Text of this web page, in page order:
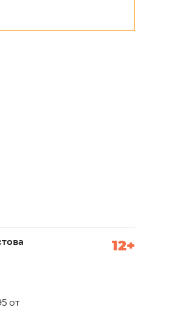
12+
от